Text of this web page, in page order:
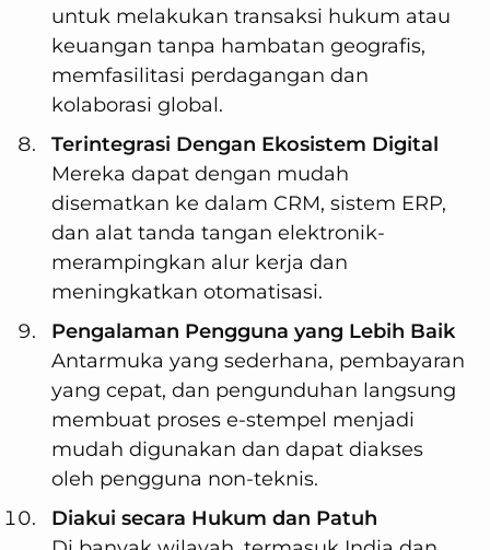
untuk melakukan transaksi hukum atau
keuangan tanpa hambatan geografis,
memfasilitasi perdagangan dan
kolaborasi global.
Terintegrasi Dengan Ekosistem Digital
Mereka dapat dengan mudah
disematkan ke dalam CRM, sistem ERP,
dan alat tanda tangan elektronik-
merampingkan alur kerja dan
meningkatkan otomatisasi.
Pengalaman Pengguna yang Lebih Baik
Antarmuka yang sederhana, pembayaran
yang cepat, dan pengunduhan langsung
membuat proses e-stempel menjadi
mudah digunakan dan dapat diakses
oleh pengguna non-teknis.
Diakui secara Hukum dan Patuh